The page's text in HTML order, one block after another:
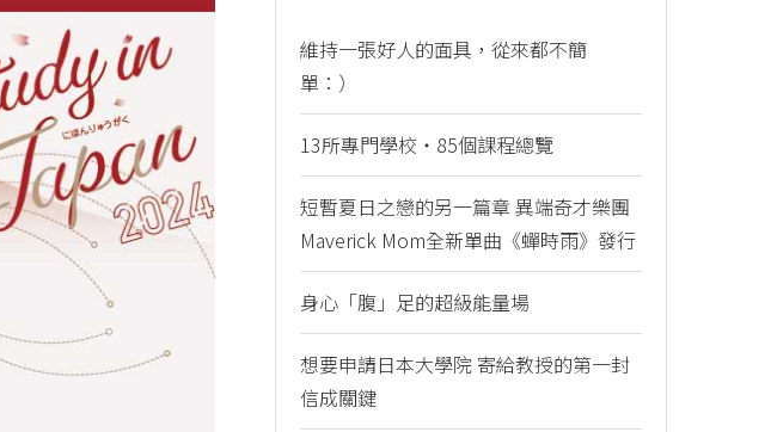
維持一張好人的面具，從來都不簡
單：）
13所專門學校・85個課程總覽
短暫夏日之戀的另一篇章 異端奇才樂團
Maverick Mom全新單曲《蟬時雨》發行
身心「腹」足的超級能量場
想要申請日本大學院 寄給教授的第一封
信成關鍵